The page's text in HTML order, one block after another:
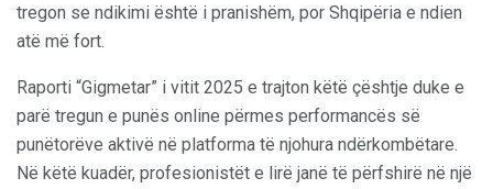
tregon se ndikimi është i pranishëm, por Shqipëria e ndien
atë më fort.
Raporti “Gigmetar” i vitit 2025 e trajton këtë çështje duke e
parë tregun e punës online përmes performancës së
punëtorëve aktivë në platforma të njohura ndërkombëtare.
Në këtë kuadër, profesionistët e lirë janë të përfshirë në një